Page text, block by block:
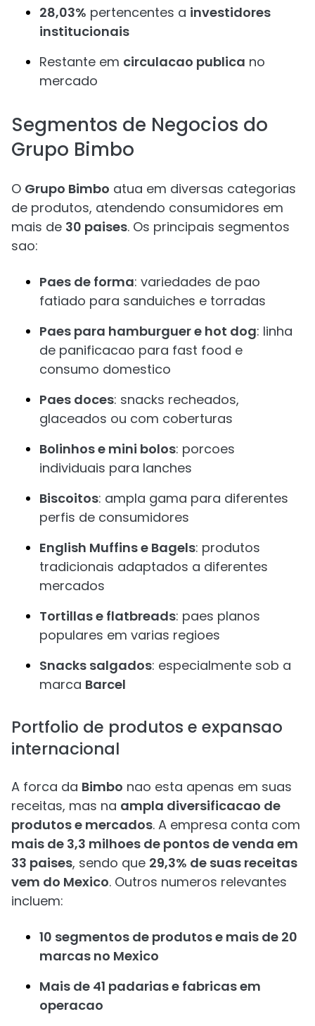
28,03% pertencentes a investidores
institucionais
Restante em circulacao publica no
mercado
Segmentos de Negocios do
Grupo Bimbo
O Grupo Bimbo atua em diversas categorias
de produtos, atendendo consumidores em
mais de 30 paises. Os principais segmentos
sao:
Paes de forma: variedades de pao
fatiado para sanduiches e torradas
Paes para hamburguer e hot dog: linha
de panificacao para fast food e
consumo domestico
Paes doces: snacks recheados,
glaceados ou com coberturas
Bolinhos e mini bolos: porcoes
individuais para lanches
Biscoitos: ampla gama para diferentes
perfis de consumidores
English Muffins e Bagels: produtos
tradicionais adaptados a diferentes
mercados
Tortillas e flatbreads: paes planos
populares em varias regioes
Snacks salgados: especialmente sob a
marca Barcel
Portfolio de produtos e expansao
internacional
A forca da Bimbo nao esta apenas em suas
receitas, mas na ampla diversificacao de
produtos e mercados. A empresa conta com
mais de 3,3 milhoes de pontos de venda em
33 paises, sendo que 29,3% de suas receitas
vem do Mexico. Outros numeros relevantes
incluem:
10 segmentos de produtos e mais de 20
marcas no Mexico
Mais de 41 padarias e fabricas em
operacao